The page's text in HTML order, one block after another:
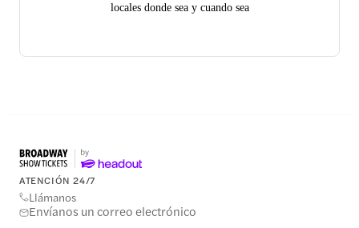
locales donde sea y cuando sea
ATENCIÓN 24/7
Llámanos
Envíanos un correo electrónico